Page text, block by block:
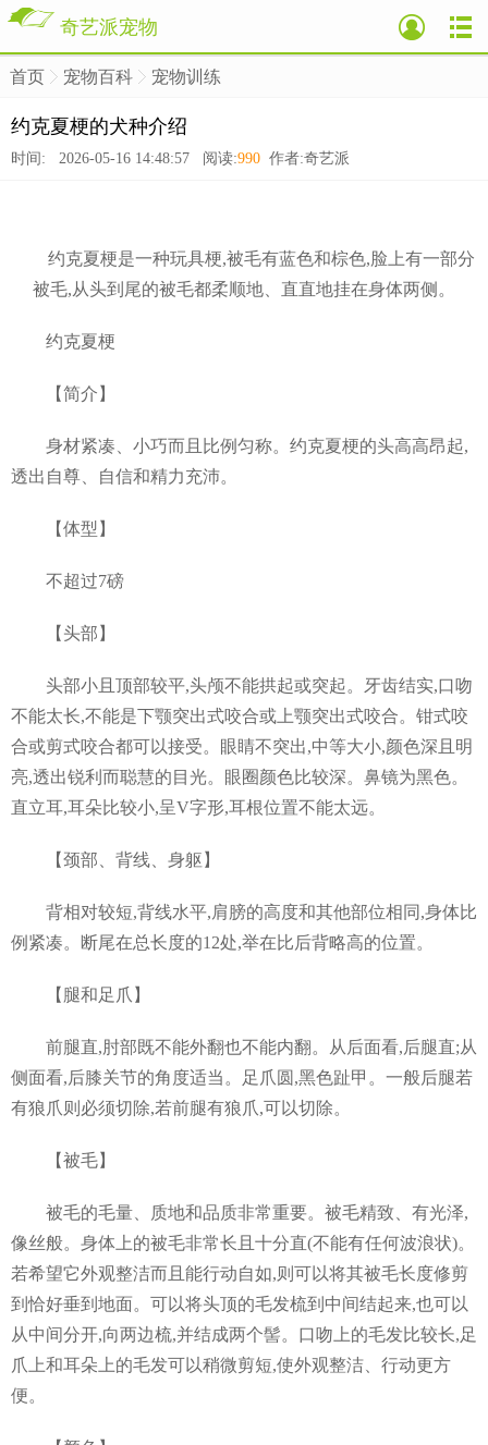
奇艺派宠物
首页 宠物百科 宠物训练
约克夏梗的犬种介绍
时间: 2026-05-16 14:48:57 阅读:990 作者:奇艺派
约克夏梗是一种玩具梗,被毛有蓝色和棕色,脸上有一部分
被毛,从头到尾的被毛都柔顺地、直直地挂在身体两侧。
约克夏梗
【简介】
身材紧凑、小巧而且比例匀称。约克夏梗的头高高昂起,
透出自尊、自信和精力充沛。
【体型】
不超过7磅
【头部】
头部小且顶部较平,头颅不能拱起或突起。牙齿结实,口吻
不能太长,不能是下颚突出式咬合或上颚突出式咬合。钳式咬
合或剪式咬合都可以接受。眼睛不突出,中等大小,颜色深且明
亮,透出锐利而聪慧的目光。眼圈颜色比较深。鼻镜为黑色。
直立耳,耳朵比较小,呈V字形,耳根位置不能太远。
【颈部、背线、身躯】
背相对较短,背线水平,肩膀的高度和其他部位相同,身体比
例紧凑。断尾在总长度的12处,举在比后背略高的位置。
【腿和足爪】
前腿直,肘部既不能外翻也不能内翻。从后面看,后腿直;从
侧面看,后膝关节的角度适当。足爪圆,黑色趾甲。一般后腿若
有狼爪则必须切除,若前腿有狼爪,可以切除。
【被毛】
被毛的毛量、质地和品质非常重要。被毛精致、有光泽,
像丝般。身体上的被毛非常长且十分直(不能有任何波浪状)。
若希望它外观整洁而且能行动自如,则可以将其被毛长度修剪
到恰好垂到地面。可以将头顶的毛发梳到中间结起来,也可以
从中间分开,向两边梳,并结成两个髻。口吻上的毛发比较长,足
爪上和耳朵上的毛发可以稍微剪短,使外观整洁、行动更方
便。